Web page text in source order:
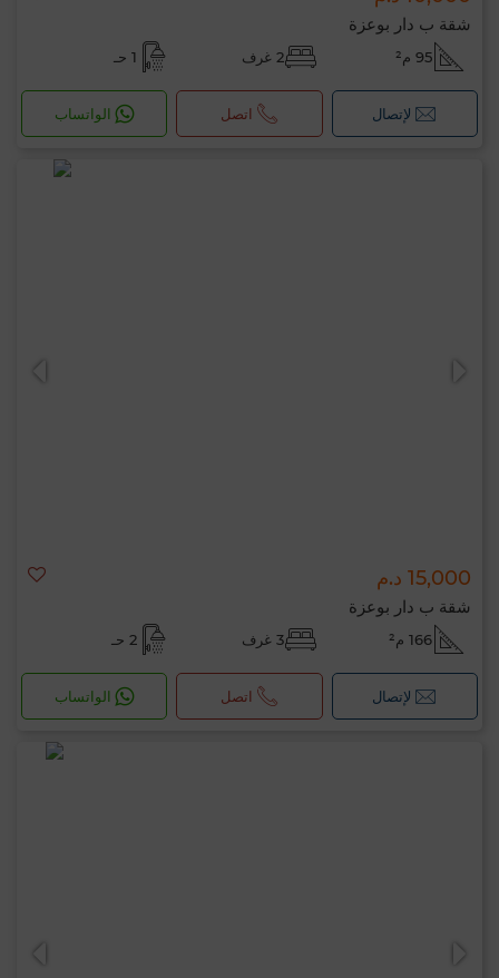
شقة ب دار بوعزة
95 م² 2 غرف 1 حـ
لإتصال اتصل الواتساب
15,000 د.م
شقة ب دار بوعزة
166 م² 3 غرف 2 حـ
لإتصال اتصل الواتساب